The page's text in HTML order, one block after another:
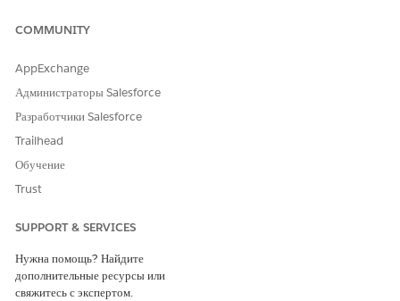
участников.
Повысьте качество уходами, собирая обратную связь, которая
помогает более эффективно управлять пациентами или
участниками.
COMMUNITY
AppExchange
Администраторы Salesforce
Разработчики Salesforce
Trailhead
Обучение
Trust
SUPPORT & SERVICES
Нужна помощь? Найдите
дополнительные ресурсы или
свяжитесь с экспертом.